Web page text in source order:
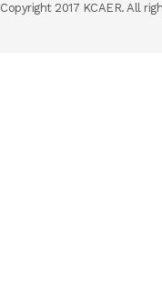
Copyright 2017 KCAER. All